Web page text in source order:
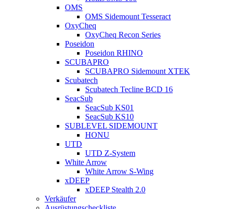
OMS
OMS Sidemount Tesseract
OxyCheq
OxyCheq Recon Series
Poseidon
Poseidon RHINO
SCUBAPRO
SCUBAPRO Sidemount XTEK
Scubatech
Scubatech Tecline BCD 16
SeacSub
SeacSub KS01
SeacSub KS10
SUBLEVEL SIDEMOUNT
HONU
UTD
UTD Z-System
White Arrow
White Arrow S-Wing
xDEEP
xDEEP Stealth 2.0
Verkäufer